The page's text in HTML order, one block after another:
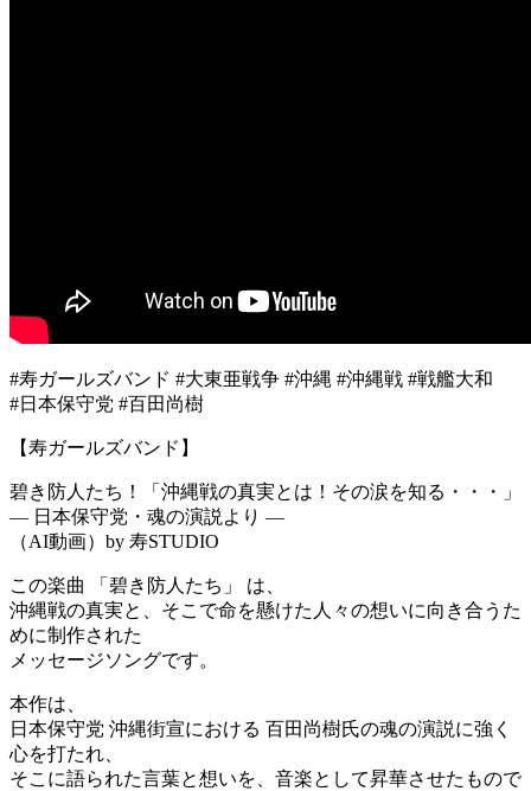
#寿ガールズバンド #大東亜戦争 #沖縄 #沖縄戦 #戦艦大和
#日本保守党 #百田尚樹
【寿ガールズバンド】
碧き防人たち！「沖縄戦の真実とは！その涙を知る・・・」
― 日本保守党・魂の演説より ―
（AI動画）by 寿STUDIO
この楽曲 「碧き防人たち」 は、
沖縄戦の真実と、そこで命を懸けた人々の想いに向き合うた
めに制作された
メッセージソングです。
本作は、
日本保守党 沖縄街宣における 百田尚樹氏の魂の演説に強く
心を打たれ、
そこに語られた言葉と想いを、音楽として昇華させたもので